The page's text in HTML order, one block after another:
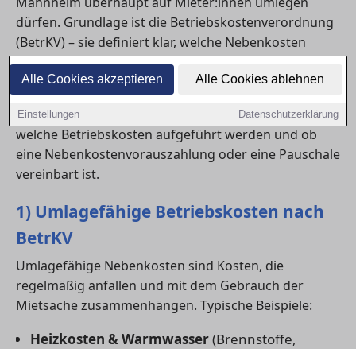
Alle Cookies akzeptieren Alle Cookies ablehnen
Einstellungen Datenschutzerklärung
dürfen. Grundlage ist die Betriebskostenverordnung
(BetrKV) – sie definiert klar, welche Nebenkosten
umlagefähig sind und welche nicht.
Wer eine neuewohnung in Mannheim
sollte schon beim Abschluss des Mietvertrags prüfen,
welche Betriebskosten aufgeführt werden und ob
eine Nebenkostenvorauszahlung oder eine Pauschale
vereinbart ist.
1) Umlagefähige Betriebskosten nach
BetrKV
Umlagefähige Nebenkosten sind Kosten, die
regelmäßig anfallen und mit dem Gebrauch der
Mietsache zusammenhängen. Typische Beispiele:
Heizkosten & Warmwasser(Brennstoffe,